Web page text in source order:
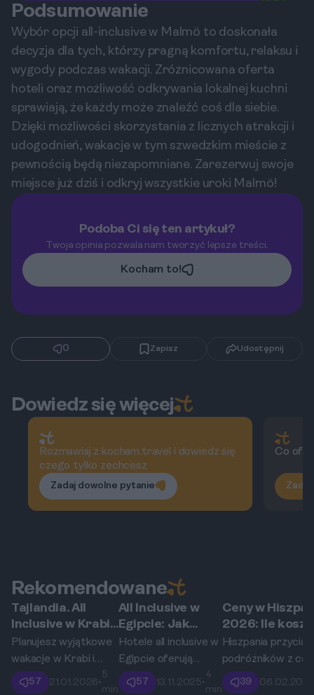
Podsumowanie
Wybór opcji all-inclusive w Malmö to doskonała
decyzja dla tych, którzy pragną komfortu, relaksu i
wygody podczas wakacji. Zróżnicowana oferta
hoteli oraz możliwość odkrywania lokalnej kuchni
sprawiają, że każdy może znaleźć coś dla siebie.
Dzięki możliwości skorzystania z licznych atrakcji i
udogodnień, wakacje w tym szwedzkim mieście z
pewnością będą niezapomniane. Zarezerwuj swoje
miejsce już dziś i odkryj wszystkie uroki Malmö!
Podoba Ci się ten artykuł?
Twoja opinia pozwala nam tworzyć lepsze treści.
Kocham to!
0 Zapisz Udostępnij
Dowiedz się więcej
Rozmawiaj z kocham.travel i dowiedz się
czego tylko zechcesz
Zadaj dowolne pytanie
Co
Rekomendowane
Krabi
Tajlandia. All
Inclusive w Krabi:
Przewodnik po
resortach w Ao
Nang i na Railay
Planujesz wyjątkowe
wakacje w Krabi i
preferujesz opcję all
57 21.01.2026•
5
min
Egipt
All Inclusive w
Egipcie: Jak
wybrać dobry
hotel i na co
uważać?
Hotele all inclusive w
Egipcie oferują
niezapomniane
57 13.11.2025•
4
min
Hiszpania
Ceny w
2026: Ile
tapas, paella i
sangria?
Hiszpania
podróżników z
świata, a jednym z
39